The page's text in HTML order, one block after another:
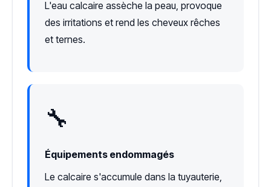
L'eau calcaire assèche la peau, provoque
des irritations et rend les cheveux rêches
et ternes.
🔧
Équipements endommagés
Le calcaire s'accumule dans la tuyauterie,